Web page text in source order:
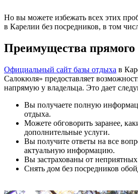
Но вы можете избежать всех этих
в Карелии без посредников, в том
Преимущества прямого
Официальный сайт базы отдыха в
Салокюля» предоставляет
напрямую у владельца. Это дает
Вы получаете полную
отдыха.
Можете обговорить заранее,
дополнительные услуги.
Вы получите ответы на все
актуальную информацию.
Вы застрахованы от
Снять дом без посредников